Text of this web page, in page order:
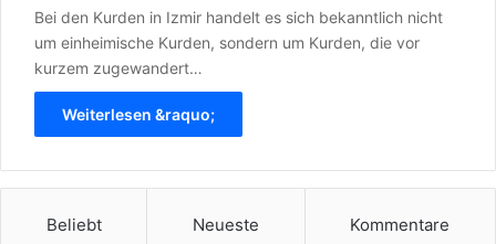
Bei den Kurden in Izmir handelt es sich bekanntlich nicht
um einheimische Kurden, sondern um Kurden, die vor
kurzem zugewandert…
Weiterlesen &raquo;
Beliebt Neueste Kommentare